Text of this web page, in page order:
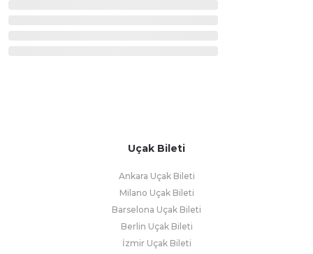
Uçak Bileti
Ankara Uçak Bileti
Milano Uçak Bileti
Barselona Uçak Bileti
Berlin Uçak Bileti
İzmir Uçak Bileti